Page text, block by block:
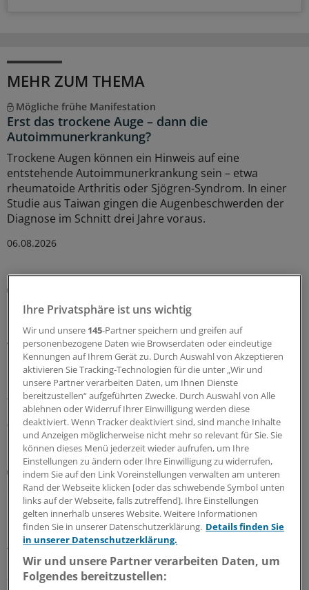
MEHR ZUM THEMA
Mögliche frühe Manifestation
Erst das trockene Auge – dann die
Autoimmunerkrankung?
Trockene Augen können ein Hinweis auf eine
entstehende Autoimmunerkrankung sein – etwa
rheumatoide Arthritis oder Sjögren-Syndrom. In einer
Studie aus Taiwan gingen die Augenbeschwerden der
Diagnose im Schnitt drei Jahre voraus.
06.08.2026
PREVENT-Score unterschätzt Gefahr für Herz und
Gefäße bei Rheuma
Auch der neue Score „Predicting Risk of Cardiovascular
Disease Events“ erfasst das kardiovaskuläre Risiko bei
Rheuma nur unzureichend. Den HbA1c-Wert
hinzuzunehmen, macht ihn zumindest etwas
treffsicherer.
04.08.2026
Weltweit 55 Millionen Menschen betroffen
Studie: Digoxin bei rheumatischer
Herzerkrankung wirksam
Digoxin kann die Herzinsuffizienz bei rheumatischer
Herzerkrankung lindern. Die sichere und günstige
Therapie ist vor allem für Entwicklungsländer relevant.
27.07.2026
Ihre Privatsphäre ist uns wichtig
Wir und unsere 145-Partner speichern und greifen auf
personenbezogene Daten wie Browserdaten oder eindeutige
Kennungen auf Ihrem Gerät zu. Durch Auswahl von Akzeptieren
aktivieren Sie Tracking-Technologien für die unter „Wir und
unsere Partner verarbeiten Daten, um Ihnen Dienste
bereitzustellen“ aufgeführten Zwecke. Durch Auswahl von Alle
ablehnen oder Widerruf Ihrer Einwilligung werden diese
deaktiviert. Wenn Tracker deaktiviert sind, sind manche Inhalte
und Anzeigen möglicherweise nicht mehr so relevant für Sie. Sie
können dieses Menü jederzeit wieder aufrufen, um Ihre
Einstellungen zu ändern oder Ihre Einwilligung zu widerrufen,
indem Sie auf den Link Voreinstellungen verwalten am unteren
Rand der Webseite klicken [oder das schwebende Symbol unten
links auf der Webseite, falls zutreffend]. Ihre Einstellungen
gelten innerhalb unseres Website. Weitere Informationen
finden Sie in unserer Datenschutzerklärung. Details finden Sie
in unserer Datenschutzerklärung.
Wir und unsere Partner verarbeiten Daten, um
Folgendes bereitzustellen: